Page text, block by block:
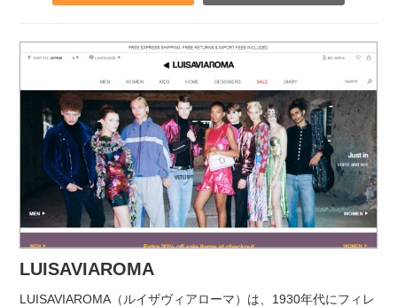
LUISAVIAROMA
LUISAVIAROMA（ルイザヴィアローマ）は、1930年代にフィレ